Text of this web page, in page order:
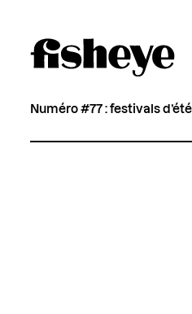
Numéro #77 : festivals d’été